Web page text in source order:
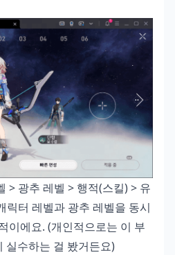
> 광추 레벨 > 행적(스킬) > 유
릭터 레벨과 광추 레벨을 동시
이에요. (개인적으로는 이 부
실수하는 걸 봤거든요)